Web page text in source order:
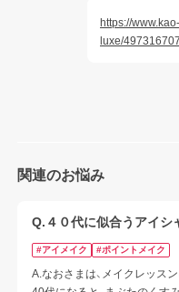
https://
luxe/
関連のお悩み
Q.４０代に似合うアイシ
#アイメイク #ポイントメイク
A.なおさまは、メイクレッス